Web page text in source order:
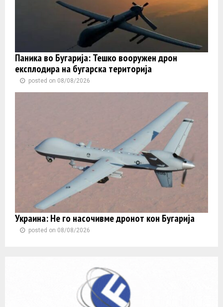
Паника во Бугарија: Тешко вооружен дрон
експлодира на бугарска територија
posted on 08/08/2026
Украина: Не го насочивме дронот кон Бугарија
posted on 08/08/2026